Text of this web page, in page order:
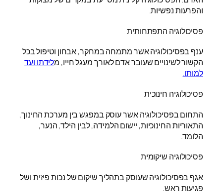
והפרעות נפשיות.
פסיכולוגיה התפתחותית
ענף בפסיכולוגיה אשר מתמחה במחקר, אבחון וטיפול בכל
הקשור לשינויים שעובר אדם לאורך מעגל חייו, מלידתו ועד
למותו.
פסיכולוגיה חינוכית
התחום בפסיכולוגיה אשר עוסק במפגש בין מערכת החינוך,
התאוריות החינוכיות, יישום הלמידה, לבין הילד, הנער,
הלומד.
פסיכולוגיה שיקומית
אגף בפסיכולוגיה שעוסק בתהליך שיקום של נכות פיזית ושל
פגיעות ראש.